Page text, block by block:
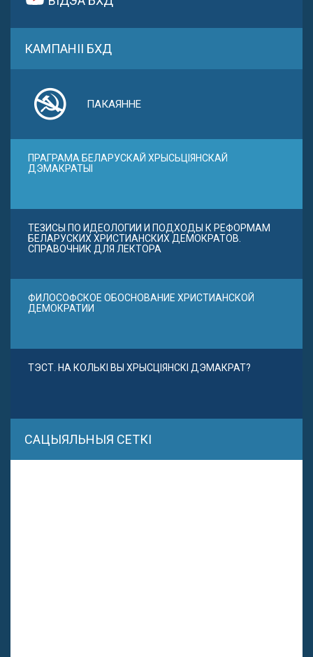
КАМПАНІІ БХД
ПАКАЯННЕ
ПРАГРАМА БЕЛАРУСКАЙ ХРЫСЬЦІЯНСКАЙ
ДЭМАКРАТЫІ
ТЕЗИСЫ ПО ИДЕОЛОГИИ И ПОДХОДЫ К РЕФОРМАМ
БЕЛАРУСКИХ ХРИСТИАНСКИХ ДЕМОКРАТОВ.
СПРАВОЧНИК ДЛЯ ЛЕКТОРА
ФИЛОСОФСКОЕ ОБОСНОВАНИЕ ХРИСТИАНСКОЙ
ДЕМОКРАТИИ
ТЭСТ. НА КОЛЬКІ ВЫ ХРЫСЦІЯНСКІ ДЭМАКРАТ?
САЦЫЯЛЬНЫЯ СЕТКІ